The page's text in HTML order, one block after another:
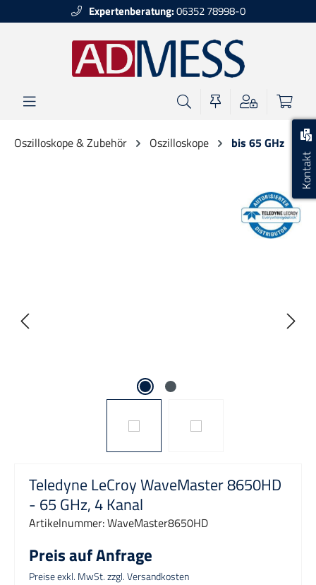
Kontakt
Expertenberatung:06352 78998-0
Oszilloskope & Zubehör Oszilloskope bis 65 GHz
Teledyne LeCroy WaveMaster 8650HD
- 65 GHz, 4 Kanal
Artikelnummer:WaveMaster8650HD
Preis auf Anfrage
Preise exkl. MwSt. zzgl. Versandkosten